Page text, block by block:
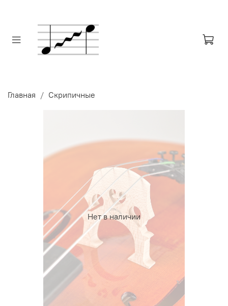
Главная Скрипичные
Нет в наличии